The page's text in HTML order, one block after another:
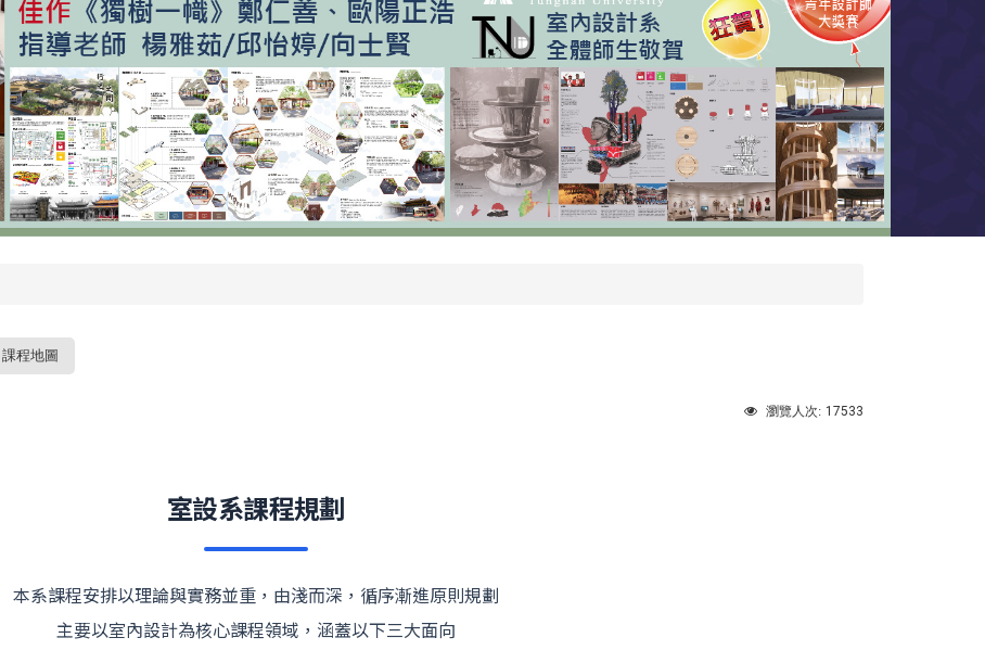
課程地圖
瀏覽人次: 17533
室設系課程規劃
本系課程安排以理論與實務並重，由淺而深，循序漸進原則規劃
主要以室內設計為核心課程領域，涵蓋以下三大面向